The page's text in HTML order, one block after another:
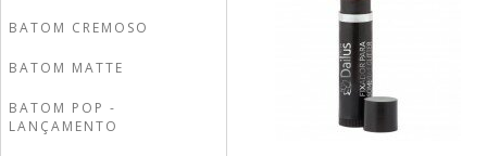
BATOM CREMOSO
BATOM MATTE
BATOM POP -
LANÇAMENTO